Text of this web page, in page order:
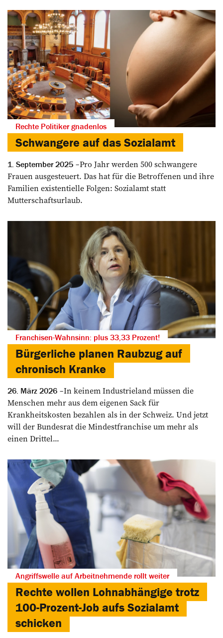
Rechte Politiker gnadenlos
Schwangere auf das Sozialamt
1. September 2025
Pro Jahr werden 500 schwangere
Frauen ausgesteuert. Das hat für die Betroffenen und ihre
Familien existentielle Folgen: Sozialamt statt
Mutterschaftsurlaub.
Franchisen-Wahnsinn: plus 33,33 Prozent!
Bürgerliche planen Raubzug auf
chronisch Kranke
26. März 2026
In keinem Industrieland müssen die
Menschen mehr aus dem eigenen Sack für
Krankheitskosten bezahlen als in der Schweiz. Und jetzt
will der Bundesrat die Mindestfranchise um mehr als
einen Drittel...
Angriffswelle auf Arbeitnehmende rollt weiter
Rechte wollen Lohnabhängige trotz
100-Prozent-Job aufs Sozialamt
schicken